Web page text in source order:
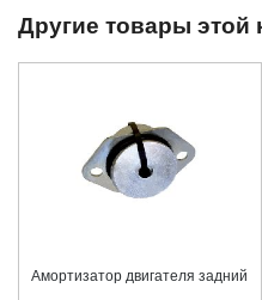
Другие товары этой
Амортизатор двигателя задний